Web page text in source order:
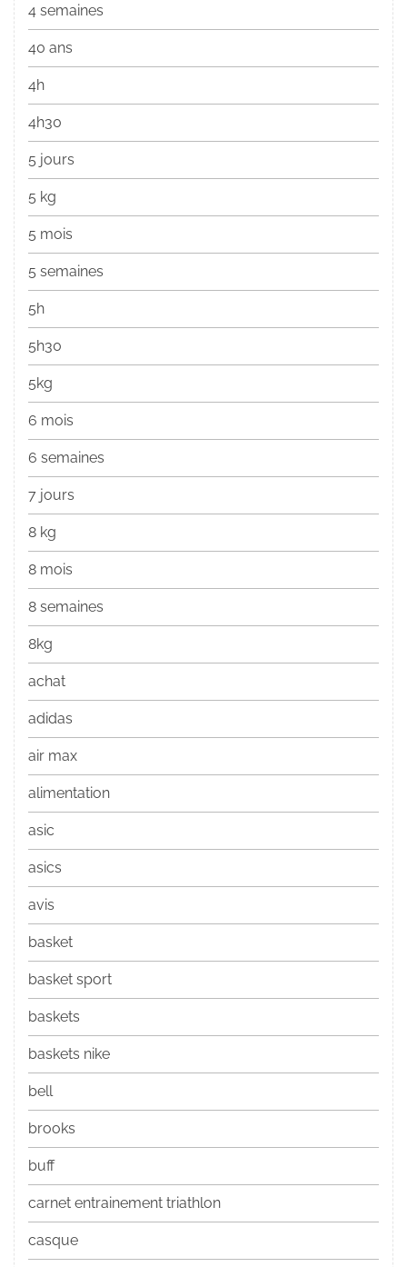
4 semaines
40 ans
4h
4h30
5 jours
5 kg
5 mois
5 semaines
5h
5h30
5kg
6 mois
6 semaines
7 jours
8 kg
8 mois
8 semaines
8kg
achat
adidas
air max
alimentation
asic
asics
avis
basket
basket sport
baskets
baskets nike
bell
brooks
buff
carnet entrainement triathlon
casque